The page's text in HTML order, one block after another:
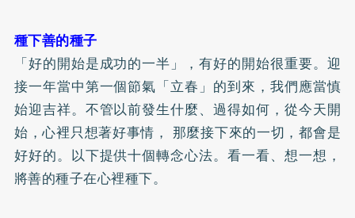
種下善的種子
「好的開始是成功的一半」，有好的開始很重要。迎
接一年當中第一個節氣「立春」的到來，我們應當慎
始迎吉祥。不管以前發生什麼、過得如何，從今天開
始，心裡只想著好事情， 那麼接下來的一切，都會是
好好的。以下提供十個轉念心法。看一看、想一想，
將善的種子在心裡種下。